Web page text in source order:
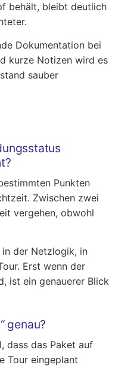
behält, bleibt deutlich
Dokumentation bei
kurze Notizen wird es
sauber
Punkten
Zwischen zwei
vergehen, obwohl
der Netzlogik, in
Erst wenn der
ist ein genauerer Blick
genau?
dass das Paket auf
Tour eingeplant